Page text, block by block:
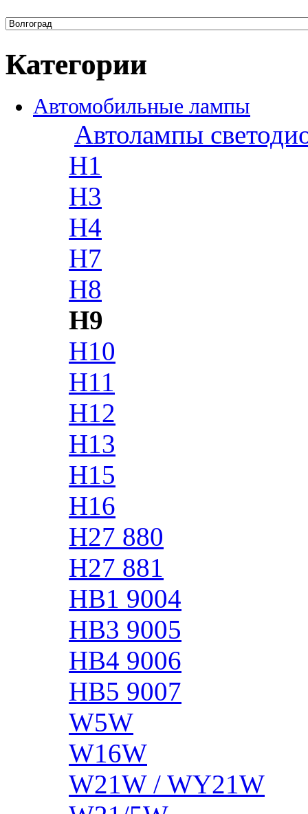
Категории
Автомобильные лампы
Автолампы
H1
H3
H4
H7
H8
H9
H10
H11
H12
H13
H15
H16
H27 880
H27 881
HB1 9004
HB3 9005
HB4 9006
HB5 9007
W5W
W16W
W21W / WY21W